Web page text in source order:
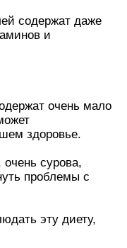
содержат даже
и
очень мало
здоровье.
очень сурова,
проблемы с
эту диету,